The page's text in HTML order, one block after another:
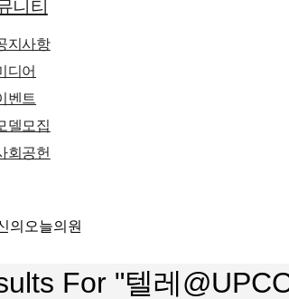
니티
지사항
디어
벤트
델모집
회공헌
For "텔레